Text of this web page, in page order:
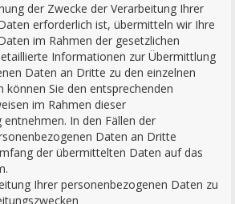
der Zwecke der Verarbeitung Ihrer
erforderlich ist, übermitteln wir Ihre
im Rahmen der gesetzlichen
Informationen zur Übermittlung
Daten an Dritte zu den einzelnen
können Sie den entsprechenden
im Rahmen dieser
In den Fällen der
Daten an Dritte
der übermittelten Daten auf das
Ihrer personenbezogenen Daten zu